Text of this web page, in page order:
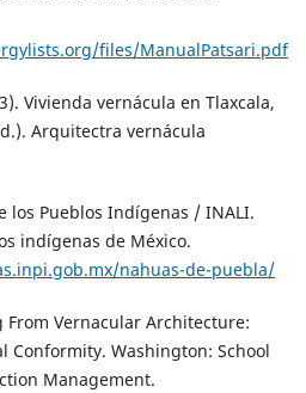
files/ManualPatsari.pdf
Vivienda vernácula en Tlaxcala,
Arquitectra vernácula
los Pueblos Indígenas / INALI.
indígenas de México.
nahuas-de-puebla/
From Vernacular Architecture:
Conformity. Washington: School
Management.